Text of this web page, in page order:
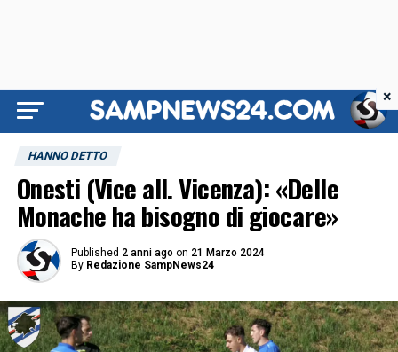
HANNO DETTO
Onesti (Vice all. Vicenza): «Delle
Monache ha bisogno di giocare»
Published 2 anni ago on 21 Marzo 2024
By Redazione SampNews24
×